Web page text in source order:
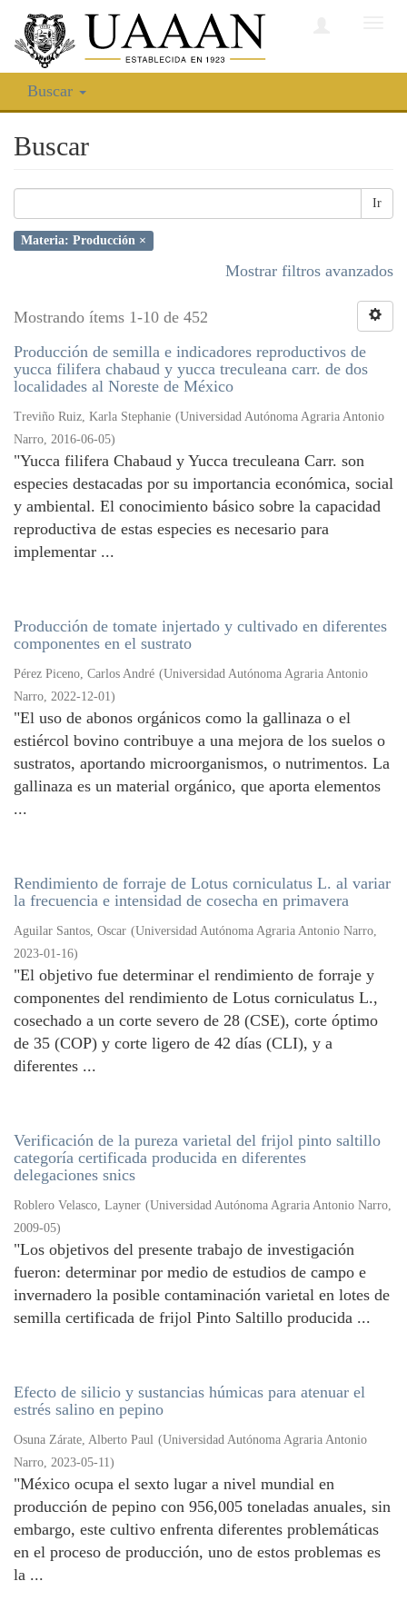
Buscar
Buscar
Ir
Materia: Producción ×
Mostrar filtros avanzados
Mostrando ítems 1-10 de 452
Producción de semilla e indicadores reproductivos de
yucca filifera chabaud y yucca treculeana carr. de dos
localidades al Noreste de México
Treviño Ruiz, Karla Stephanie (Universidad Autónoma Agraria Antonio
Narro, 2016-06-05)
"Yucca filifera Chabaud y Yucca treculeana Carr. son
especies destacadas por su importancia económica, social
y ambiental. El conocimiento básico sobre la capacidad
reproductiva de estas especies es necesario para
implementar ...
Producción de tomate injertado y cultivado en diferentes
componentes en el sustrato
Pérez Piceno, Carlos André (Universidad Autónoma Agraria Antonio
Narro, 2022-12-01)
"El uso de abonos orgánicos como la gallinaza o el
estiércol bovino contribuye a una mejora de los suelos o
sustratos, aportando microorganismos, o nutrimentos. La
gallinaza es un material orgánico, que aporta elementos
...
Rendimiento de forraje de Lotus corniculatus L. al variar
la frecuencia e intensidad de cosecha en primavera
Aguilar Santos, Oscar (Universidad Autónoma Agraria Antonio Narro,
2023-01-16)
"El objetivo fue determinar el rendimiento de forraje y
componentes del rendimiento de Lotus corniculatus L.,
cosechado a un corte severo de 28 (CSE), corte óptimo
de 35 (COP) y corte ligero de 42 días (CLI), y a
diferentes ...
Verificación de la pureza varietal del frijol pinto saltillo
categoría certificada producida en diferentes
delegaciones snics
Roblero Velasco, Layner (Universidad Autónoma Agraria Antonio Narro,
2009-05)
"Los objetivos del presente trabajo de investigación
fueron: determinar por medio de estudios de campo e
invernadero la posible contaminación varietal en lotes de
semilla certificada de frijol Pinto Saltillo producida ...
Efecto de silicio y sustancias húmicas para atenuar el
estrés salino en pepino
Osuna Zárate, Alberto Paul (Universidad Autónoma Agraria Antonio
Narro, 2023-05-11)
"México ocupa el sexto lugar a nivel mundial en
producción de pepino con 956,005 toneladas anuales, sin
embargo, este cultivo enfrenta diferentes problemáticas
en el proceso de producción, uno de estos problemas es
la ...